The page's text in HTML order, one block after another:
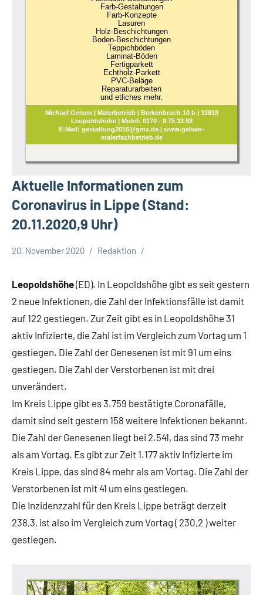
Farb-Gestaltungen
Farb-Konzepte
Lasuren
Holz-Beschichtungen
Boden-Beschichtungen
Teppichböden
Laminat-Böden
Fertigparkett
Echtholz-Parkett
PVC-Beläge
Reparaturarbeiten
und etliches mehr.
Michael Gelsen | Malerbetrieb | Berkenbruch 10 b | 33818
Leopoldshöhe | Mobil: 0170 - 9 75 33 88
E-Mail: gestaltung2016@gmx.de | www.gelsen-
malerfachbetrieb.de
Aktuelle Informationen zum
Coronavirus in Lippe (Stand:
20.11.2020,9 Uhr)
20. November 2020 Redaktion
Leopoldshöhe(ED). In Leopoldshöhe gibt es seit gestern
2 neue Infektionen, die Zahl der Infektionsfälle ist damit
auf 122 gestiegen. Zur Zeit gibt es in Leopoldshöhe 31
aktiv Infizierte, die Zahl ist im Vergleich zum Vortag um 1
gestiegen. Die Zahl der Genesenen ist mit 91 um eins
gestiegen. Die Zahl der Verstorbenen ist mit drei
unverändert.
Im Kreis Lippe gibt es 3.759 bestätigte Coronafälle,
damit sind seit gestern 158 weitere Infektionen bekannt.
Die Zahl der Genesenen liegt bei 2.541, das sind 73 mehr
als am Vortag. Es gibt zur Zeit 1.177 aktiv Infizierte im
Kreis Lippe, das sind 84 mehr als am Vortag. Die Zahl der
Verstorbenen ist mit 41 um eins gestiegen.
Die Inzidenzzahl für den Kreis Lippe beträgt derzeit
238,3, ist also im Vergleich zum Vortag ( 230,2 ) weiter
gestiegen.